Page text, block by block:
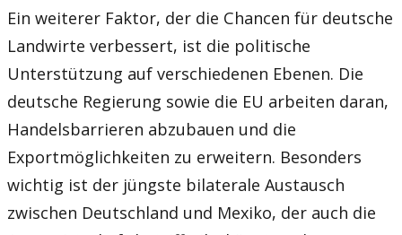
Ein weiterer Faktor, der die Chancen für deutsche
Landwirte verbessert, ist die politische
Unterstützung auf verschiedenen Ebenen. Die
deutsche Regierung sowie die EU arbeiten daran,
Handelsbarrieren abzubauen und die
Exportmöglichkeiten zu erweitern. Besonders
wichtig ist der jüngste bilaterale Austausch
zwischen Deutschland und Mexiko, der auch die